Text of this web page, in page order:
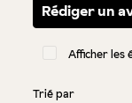
Rédiger un
Afficher les
Trié par